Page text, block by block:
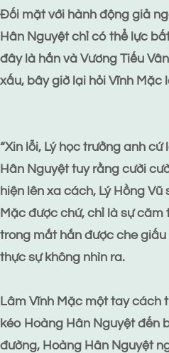
Đối mặt với hành động giả
Hân Nguyệt chỉ có thể lực
đây là hắn và Vương Tiếu
xấu, bây giờ lại hỏi Vĩnh Mặc
“Xin lỗi, Lý học trưởng anh
Hân Nguyệt tuy rằng cười
hiện lên xa cách, Lý Hồng
Mặc được chứ, chỉ là sự
trong mắt hắn được che
thực sự không nhìn ra.
Lâm Vĩnh Mặc một tay cách
kéo Hoàng Hân Nguyệt đến
đường, Hoàng Hân Nguyệt